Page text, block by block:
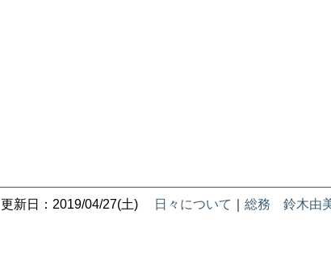
更新日：2019/04/27(土) 日々について 総務 鈴木由